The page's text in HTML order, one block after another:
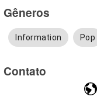
Gêneros
Information Pop
Contato